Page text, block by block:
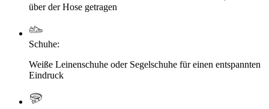
über der Hose getragen
Schuhe:
Weiße Leinenschuhe oder Segelschuhe für einen entspannten
Eindruck